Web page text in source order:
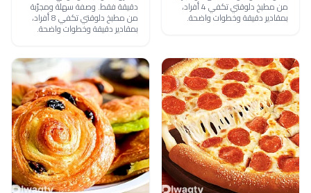
من مطبخ دلوقتي تكفي 4 أفراد،
بمقادير دقيقة وخطوات واضحة.
دقيقة فقط. وصفة سهلة ومجرّبة
من مطبخ دلوقتي تكفي 8 أفراد،
بمقادير دقيقة وخطوات واضحة.